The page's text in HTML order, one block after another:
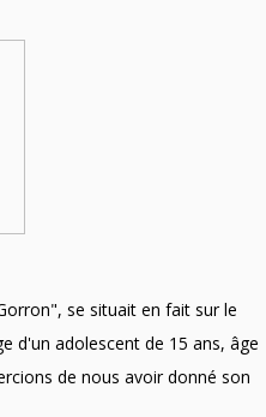
se situait en fait sur le
d'un adolescent de 15 ans, âge
de nous avoir donné son